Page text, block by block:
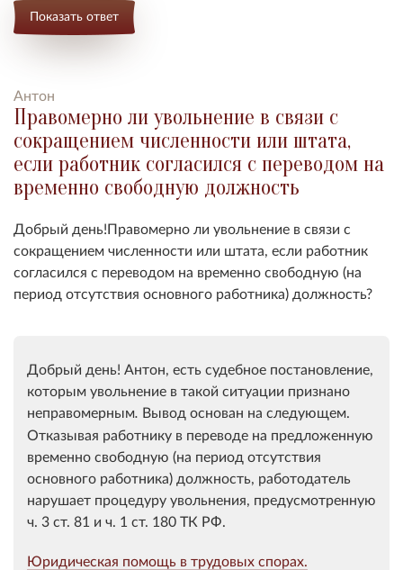
Показать ответ
Антон
Правомерно ли увольнение в связи с
сокращением численности или штата,
если работник согласился с переводом на
временно свободную должность
Добрый день!Правомерно ли увольнение в связи с
сокращением численности или штата, если работник
согласился с переводом на временно свободную (на
период отсутствия основного работника) должность?
Добрый день! Антон, есть судебное постановление,
которым увольнение в такой ситуации признано
неправомерным. Вывод основан на следующем.
Отказывая работнику в переводе на предложенную
временно свободную (на период отсутствия
основного работника) должность, работодатель
нарушает процедуру увольнения, предусмотренную
ч. 3 ст. 81 и ч. 1 ст. 180 ТК РФ.
Юридическая помощь в трудовых спорах.